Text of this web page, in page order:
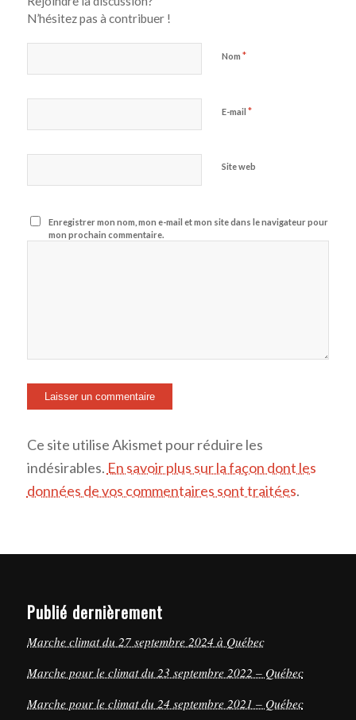
N’hésitez pas à contribuer !
Nom *
E-mail *
Site web
Enregistrer mon nom, mon e-mail et mon site dans le navigateur pour
mon prochain commentaire.
Ce site utilise Akismet pour réduire les
indésirables. En savoir plus sur la façon dont les
données de vos commentaires sont traitées.
Publié dernièrement
Marche climat du 27 septembre 2024 à Québec
Marche pour le climat du 23 septembre 2022 – Québec
Marche pour le climat du 24 septembre 2021 – Québec